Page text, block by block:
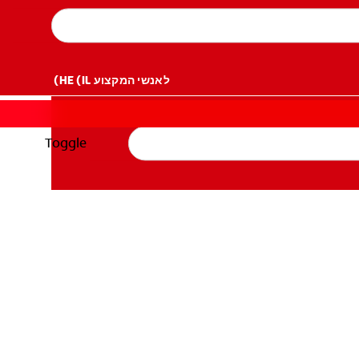
לאנשי המקצוע HE (IL)
Toggle